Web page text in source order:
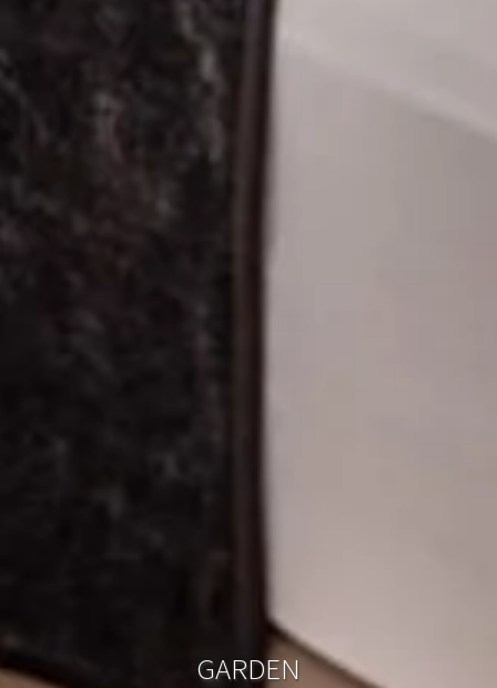
GARDEN